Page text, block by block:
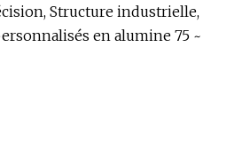
Structure industrielle,
en alumine 75 ~